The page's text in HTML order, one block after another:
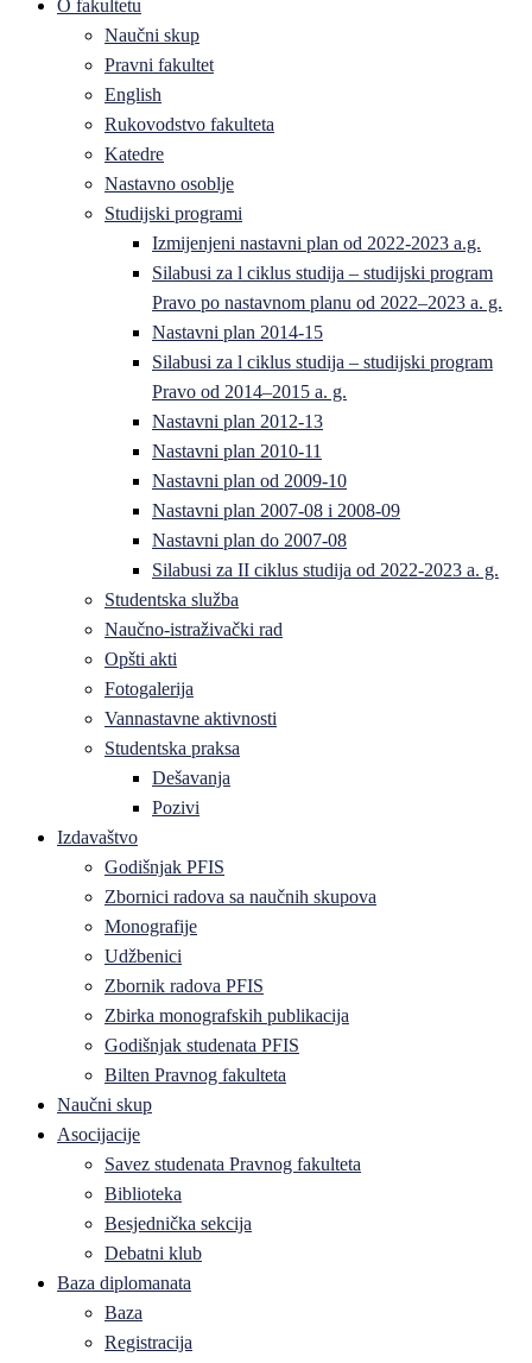
O fakultetu
Naučni skup
Pravni fakultet
English
Rukovodstvo fakulteta
Katedre
Nastavno osoblje
Studijski programi
Izmijenjeni nastavni plan od 2022-2023 a.g.
Silabusi za l ciklus studija – studijski program
Pravo po nastavnom planu od 2022–2023 a. g.
Nastavni plan 2014-15
Silabusi za l ciklus studija – studijski program
Pravo od 2014–2015 a. g.
Nastavni plan 2012-13
Nastavni plan 2010-11
Nastavni plan od 2009-10
Nastavni plan 2007-08 i 2008-09
Nastavni plan do 2007-08
Silabusi za II ciklus studija od 2022-2023 a. g.
Studentska služba
Naučno-istraživački rad
Opšti akti
Fotogalerija
Vannastavne aktivnosti
Studentska praksa
Dešavanja
Pozivi
Izdavaštvo
Godišnjak PFIS
Zbornici radova sa naučnih skupova
Monografije
Udžbenici
Zbornik radova PFIS
Zbirka monografskih publikacija
Godišnjak studenata PFIS
Bilten Pravnog fakulteta
Naučni skup
Asocijacije
Savez studenata Pravnog fakulteta
Biblioteka
Besjednička sekcija
Debatni klub
Baza diplomanata
Baza
Registracija